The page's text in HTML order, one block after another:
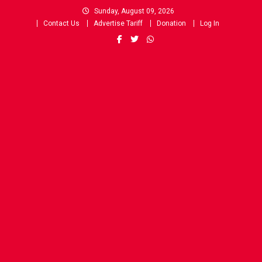
Sunday, August 09, 2026
Contact Us
Advertise Tariff Donation Log In